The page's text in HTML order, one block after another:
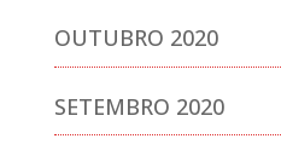
OUTUBRO 2020
SETEMBRO 2020